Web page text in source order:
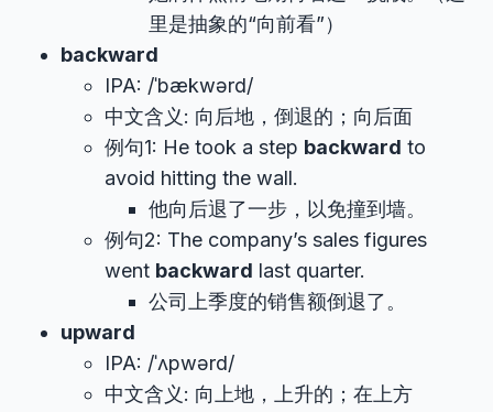
里是抽象的“向前看”）
backward
IPA: /ˈbækwərd/
中文含义: 向后地，倒退的；向后面
例句1: He took a step backward to
avoid hitting the wall.
他向后退了一步，以免撞到墙。
例句2: The company’s sales figures
went backward last quarter.
公司上季度的销售额倒退了。
upward
IPA: /ˈʌpwərd/
中文含义: 向上地，上升的；在上方